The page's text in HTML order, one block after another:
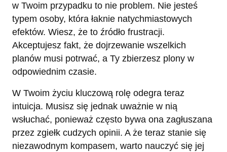
w Twoim przypadku to nie problem. Nie jesteś
typem osoby, która łaknie natychmiastowych
efektów. Wiesz, że to źródło frustracji.
Akceptujesz fakt, że dojrzewanie wszelkich
planów musi potrwać, a Ty zbierzesz plony w
odpowiednim czasie.
W Twoim życiu kluczową rolę odegra teraz
intuicja. Musisz się jednak uważnie w nią
wsłuchać, ponieważ często bywa ona zagłuszana
przez zgiełk cudzych opinii. A że teraz stanie się
niezawodnym kompasem, warto nauczyć się jej